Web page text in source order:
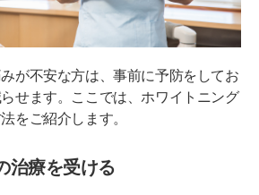
が不安な方は、事前に予防をしてお
せます。ここでは、ホワイトニング
をご紹介します。
治療を受ける